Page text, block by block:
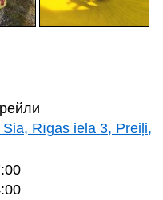
Rīgas iela 3, Preiļi,